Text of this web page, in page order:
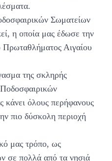
Σωματείων
η οποία μας έδωσε την
Πρωταθλήματος Αιγαίου
της σκληρής
κάνει όλους περήφανους
πιο δύσκολη περιοχή
μας τρόπο, ως
σε πολλά από τα νησιά